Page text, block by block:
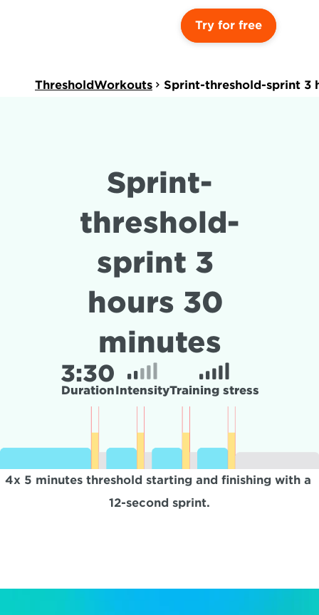
Try for free
ThresholdWorkouts Sprint-threshold-sprint 3
Sprint-
threshold-
sprint 3
hours 30
minutes
3:30
DurationIntensityTraining stress
4x 5 minutes threshold starting and finishing with a
12-second sprint.